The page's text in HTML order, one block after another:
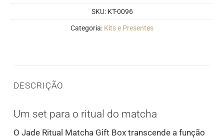
SKU: KT-0096
Categoria: Kits e Presentes
DESCRIÇÃO
Um set para o ritual do matcha
O Jade Ritual Matcha Gift Box transcende a função